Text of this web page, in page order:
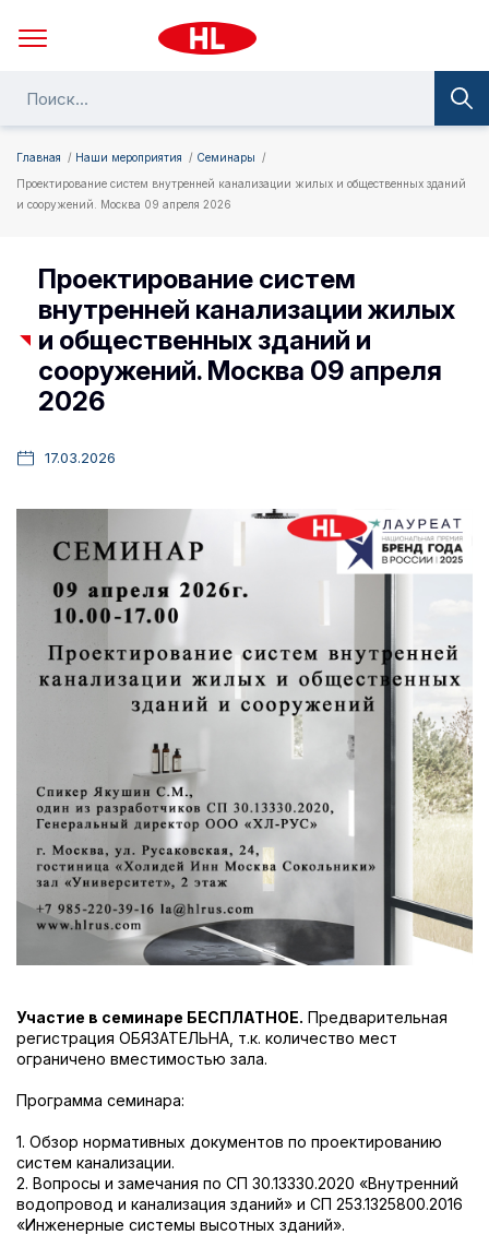
Главная Наши мероприятия
Семинары
Проектирование систем внутренней канализации жилых и общественных зданий
и сооружений. Москва 09 апреля 2026
Проектирование систем
внутренней канализации жилых
и общественных зданий и
сооружений. Москва 09 апреля
2026
17.03.2026
Участие в семинаре БЕСПЛАТНОЕ. Предварительная
регистрация ОБЯЗАТЕЛЬНА, т.к. количество мест
ограничено вместимостью зала.
Программа семинара:
1. Обзор нормативных документов по проектированию
систем канализации.
2. Вопросы и замечания по СП 30.13330.2020 «Внутренний
водопровод и канализация зданий» и СП 253.1325800.2016
«Инженерные системы высотных зданий».